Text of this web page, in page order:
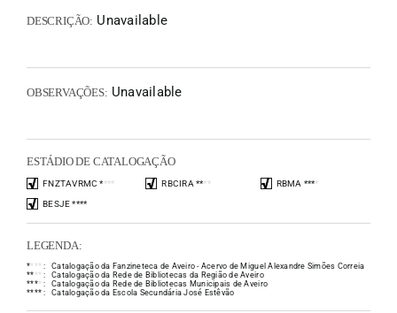
DESCRIÇÃO: Unavailable
OBSERVAÇÕES: Unavailable
ESTÁDIO DE CATALOGAÇÃO
FNZTAVRMC **** RBCIRA **** RBMA ****
BESJE ****
LEGENDA:
** * * :
Catalogação da Fanzineteca de Aveiro - Acervo de Miguel Alexandre Simões Correia
** * * :
Catalogação da Rede de Bibliotecas da Região de Aveiro
**** :
Catalogação da Rede de Bibliotecas Municipais de Aveiro
**** : Catalogação da Escola Secundária José Estêvão